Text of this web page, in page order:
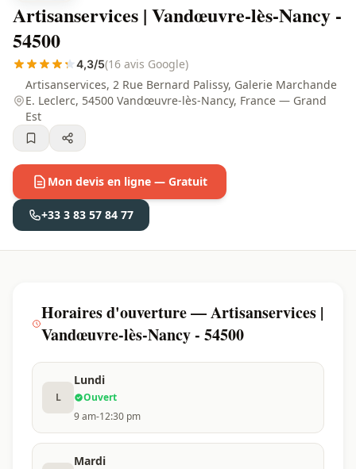
Artisanservices | Vandœuvre-lès-Nancy -
54500
4,3/5(16 avis Google)
Artisanservices, 2 Rue Bernard Palissy, Galerie Marchande
E. Leclerc, 54500 Vandœuvre-lès-Nancy, France — Grand
Est
Mon devis en ligne — Gratuit
+33 3 83 57 84 77
Horaires d'ouverture — Artisanservices |
Vandœuvre-lès-Nancy - 54500
L
Lundi
Ouvert
9 am-12:30 pm
Mardi